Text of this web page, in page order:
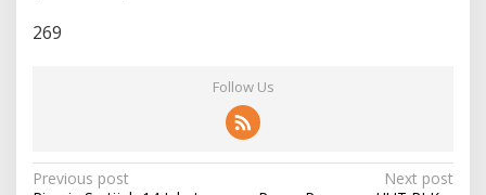
269
Follow Us
P
Previous post
Next post